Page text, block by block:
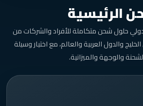
الرئيسية
حلول شحن متكاملة للأفراد والشركات من
والدول العربية والعالم، مع اختيار وسيلة
والوجهة والميزانية.